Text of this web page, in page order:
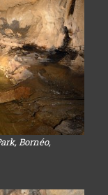
Bornéo,